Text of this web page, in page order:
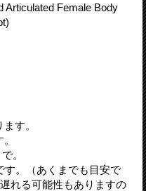
Articulated Female Body
ます。
で。
す。（あくまでも目安で
れる可能性もありますの